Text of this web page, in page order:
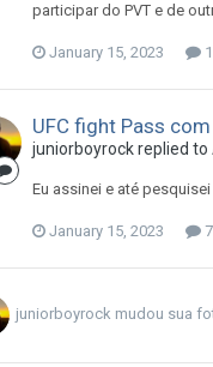
participar do PVT e de
January 15, 2023
UFC fight Pass
juniorboyrockreplied to
Eu assinei e até
January 15, 2023
juniorboyrock mudou sua